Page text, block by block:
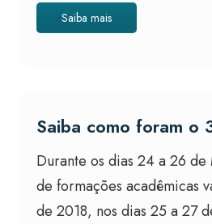
Saiba mais
Saiba como foram o
Durante os dias 24 a 26
de formações acadêmicas
de 2018, nos dias 25 a 27